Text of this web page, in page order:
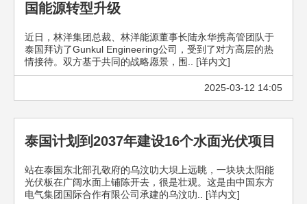
国能源转型升级
近日，林洋集团总裁、林洋能源董事长陆永华携高管团队于
泰国拜访了Gunkul Engineering公司，受到了对方高层的热
情接待。双方基于共同的战略愿景，围.. [详内文]
2025-03-12 14:05
泰国计划到2037年建设16个水面光伏项目
站在泰国东北部孔敬府的乌汶叻大坝上远眺，一块块太阳能
光伏板在广阔水面上铺陈开去，很是壮观。这是由中国东方
电气集团国际合作有限公司承建的乌汶叻.. [详内文]